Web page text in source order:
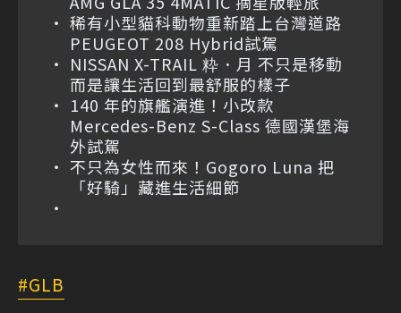
稀有小型貓科動物重新踏上台灣道路
PEUGEOT 208 Hybrid試駕
NISSAN X-TRAIL 粋．月 不只是移動
而是讓生活回到最舒服的樣子
140 年的旗艦演進！小改款
Mercedes-Benz S-Class 德國漢堡海
外試駕
不只為女性而來！Gogoro Luna 把
「好騎」藏進生活細節
GLB